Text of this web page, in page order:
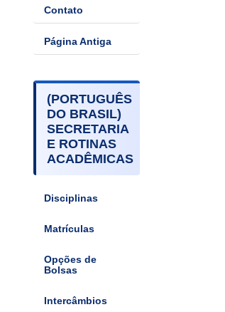
Contato
Página Antiga
(PORTUGUÊS
DO BRASIL)
SECRETARIA
E ROTINAS
ACADÊMICAS
Disciplinas
Matrículas
Opções de
Bolsas
Intercâmbios